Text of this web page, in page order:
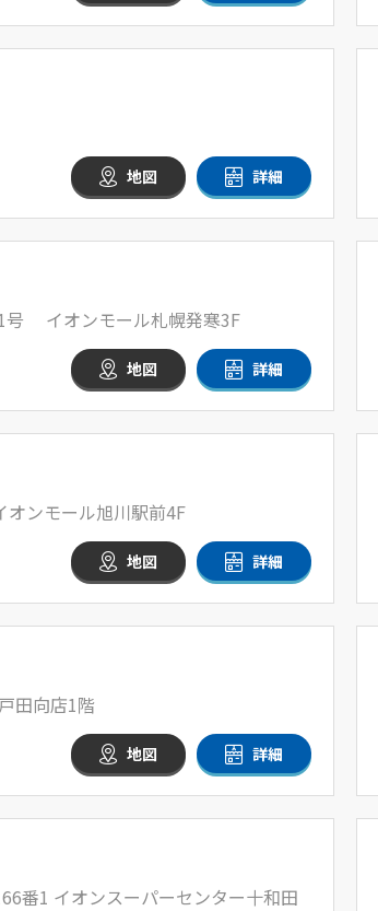
地図 詳細
号 イオンモール札幌発寒3F
地図 詳細
ンモール旭川駅前4F
地図 詳細
田向店1階
地図 詳細
番1 イオンスーパーセンター十和田